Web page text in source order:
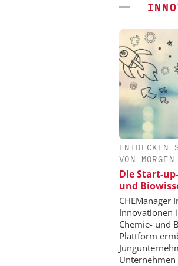
VON MORGEN
Die Start-
und
CHEManager
Innovationen
Chemie- und
Plattform